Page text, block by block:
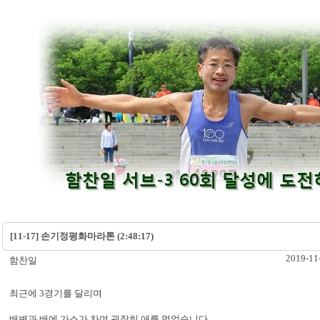
[11-17] 손기정평화마라톤 (2:48:17)
함찬일 2019-
최근에 3경기를 달리며